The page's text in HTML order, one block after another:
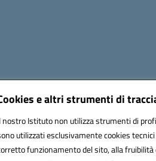
e altri strumenti di
nostro Istituto non utilizza strumenti di
utilizzati esclusivamente cookies
funzionamento del sito, alla fruibilità